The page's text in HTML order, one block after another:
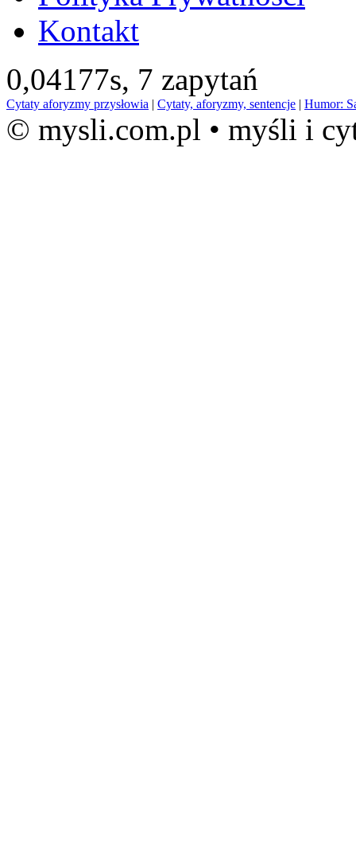
Kontakt
0,04177s, 7 zapytań
Cytaty aforyzmy przysłowia | Cytaty, aforyzmy, sentencje | Humor:
© mysli.com.pl • myśli i